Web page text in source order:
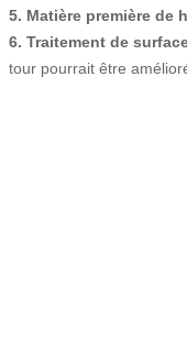
5. Matière première de
6. Traitement de
tour pourrait être